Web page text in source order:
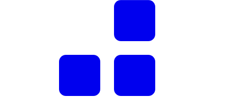
Карта на велосипедни алеи